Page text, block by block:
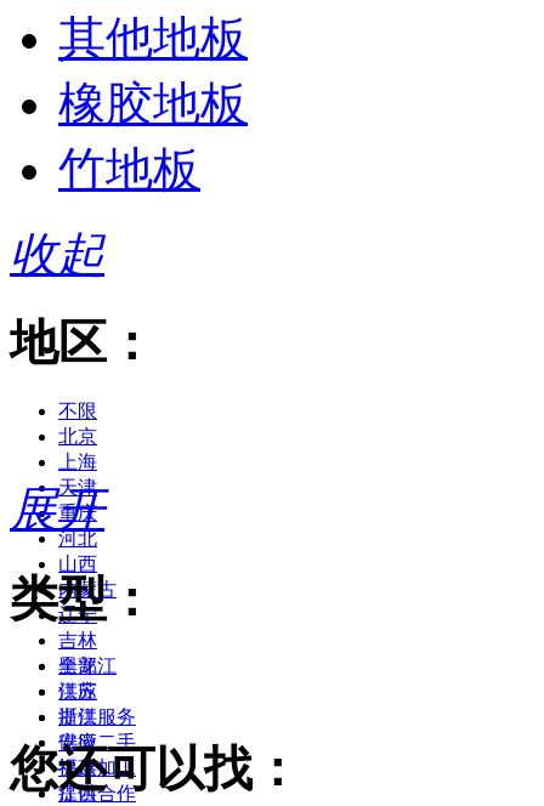
其他地板
橡胶地板
竹地板
收起
地区：
不限
北京
上海
天津
重庆
河北
山西
内蒙古
辽宁
吉林
黑龙江
江苏
浙江
安徽
福建
江西
展开
类型：
全部
供应
提供服务
供应二手
提供加工
提供合作
您还可以找：